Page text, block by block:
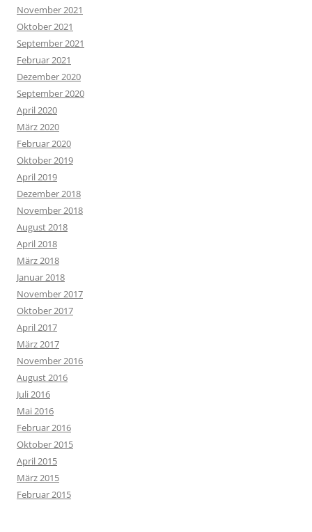
November 2021
Oktober 2021
September 2021
Februar 2021
Dezember 2020
September 2020
April 2020
März 2020
Februar 2020
Oktober 2019
April 2019
Dezember 2018
November 2018
August 2018
April 2018
März 2018
Januar 2018
November 2017
Oktober 2017
April 2017
März 2017
November 2016
August 2016
Juli 2016
Mai 2016
Februar 2016
Oktober 2015
April 2015
März 2015
Februar 2015